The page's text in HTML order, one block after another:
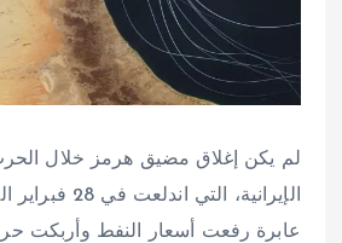
لم يكن إغلاق مضيق هرمز خلال
الإيرانية،
عابرة رفعت أسعار النفط وأربكت